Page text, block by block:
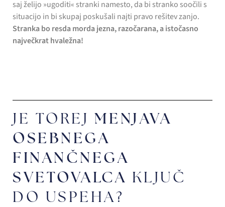
saj želijo »ugoditi« stranki namesto, da bi stranko soočili s
situacijo in bi skupaj poskušali najti pravo rešitev zanjo.
Stranka bo resda morda jezna, razočarana, a istočasno
največkrat hvaležna!
JE TOREJ MENJAVA
OSEBNEGA
FINANČNEGA
SVETOVALCA KLJUČ
DO USPEHA?